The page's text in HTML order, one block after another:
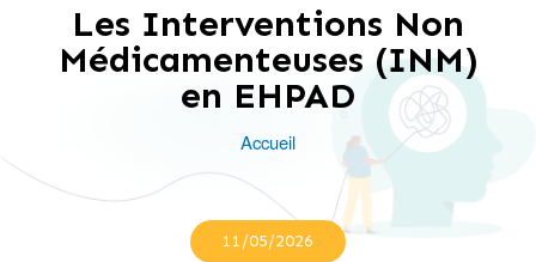
Les Interventions Non
Médicamenteuses (INM)
en EHPAD
Fil
Accueil
11/05/2026